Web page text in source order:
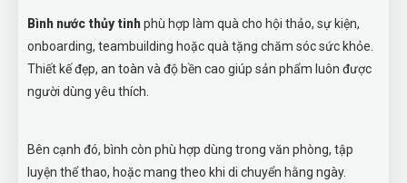
Bình nước thủy tinhphù hợp làm quà cho hội thảo, sự kiện,
onboarding, teambuilding hoặc quà tặng chăm sóc sức khỏe.
Thiết kế đẹp, an toàn và độ bền cao giúp sản phẩm luôn được
người dùng yêu thích.
Bên cạnh đó, bình còn phù hợp dùng trong văn phòng, tập
luyện thể thao, hoặc mang theo khi di chuyển hằng ngày.